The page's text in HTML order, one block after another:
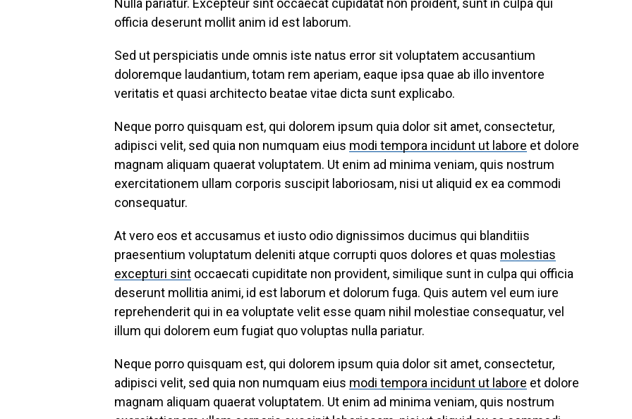
Nulla pariatur. Excepteur sint occaecat cupidatat non proident, sunt in culpa qui
officia deserunt mollit anim id est laborum.
Sed ut perspiciatis unde omnis iste natus error sit voluptatem accusantium
doloremque laudantium, totam rem aperiam, eaque ipsa quae ab illo inventore
veritatis et quasi architecto beatae vitae dicta sunt explicabo.
Neque porro quisquam est, qui dolorem ipsum quia dolor sit amet, consectetur,
adipisci velit, sed quia non numquam eius modi tempora incidunt ut labore et dolore
magnam aliquam quaerat voluptatem. Ut enim ad minima veniam, quis nostrum
exercitationem ullam corporis suscipit laboriosam, nisi ut aliquid ex ea commodi
consequatur.
At vero eos et accusamus et iusto odio dignissimos ducimus qui blanditiis
praesentium voluptatum deleniti atque corrupti quos dolores et quas molestias
excepturi sint occaecati cupiditate non provident, similique sunt in culpa qui officia
deserunt mollitia animi, id est laborum et dolorum fuga. Quis autem vel eum iure
reprehenderit qui in ea voluptate velit esse quam nihil molestiae consequatur, vel
illum qui dolorem eum fugiat quo voluptas nulla pariatur.
Neque porro quisquam est, qui dolorem ipsum quia dolor sit amet, consectetur,
adipisci velit, sed quia non numquam eius modi tempora incidunt ut labore et dolore
magnam aliquam quaerat voluptatem. Ut enim ad minima veniam, quis nostrum